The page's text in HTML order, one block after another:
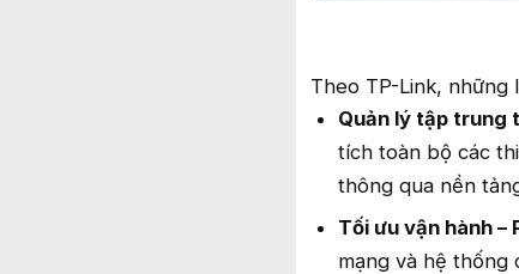
Theo TP-Link, những
Quản lý tập trung
tích toàn bộ các
thông qua nền
Tối ưu vận hành –
mạng và hệ thống